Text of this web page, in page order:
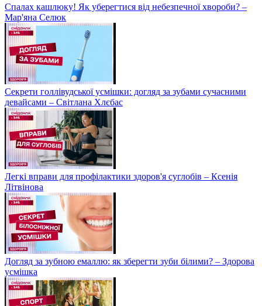
Спалах кашлюку! Як уберегтися від небезпечної хвороби? –
Мар'яна Селюк
Секрети голлівудської усмішки: догляд за зубами сучасними
девайсами – Світлана Хлєбас
Легкі вправи для профілактики здоров'я суглобів – Ксенія
Літвінова
Догляд за зубною емаллю: як зберегти зуби білими? – Здорова
усмішка